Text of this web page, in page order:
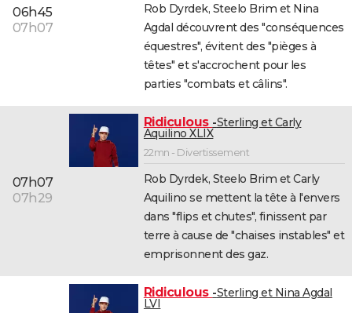
06h45
07h07
Rob Dyrdek, Steelo Brim et Nina
Agdal découvrent des "conséquences
équestres", évitent des "pièges à
têtes" et s'accrochent pour les
parties "combats et câlins".
07h07
07h29
Ridiculous Sterling et Carly
Aquilino XLIX
22mn - Divertissement
Rob Dyrdek, Steelo Brim et Carly
Aquilino se mettent la tête à l'envers
dans "flips et chutes", finissent par
terre à cause de "chaises instables" et
emprisonnent des gaz.
Ridiculous Sterling et Nina Agdal
LVI